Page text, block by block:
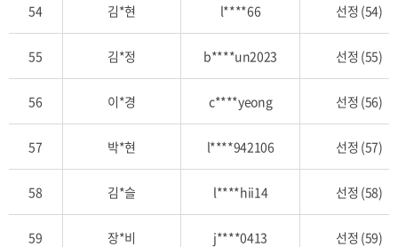
54 김*현 l****66 선정 (54)
55 김*정 b****un2023 선정 (55)
56 이*경 c****yeong 선정 (56)
57 박*현 l****942106 선정 (57)
58 김*슬 l****hii14 선정 (58)
59 장*비 j****0413 선정 (59)